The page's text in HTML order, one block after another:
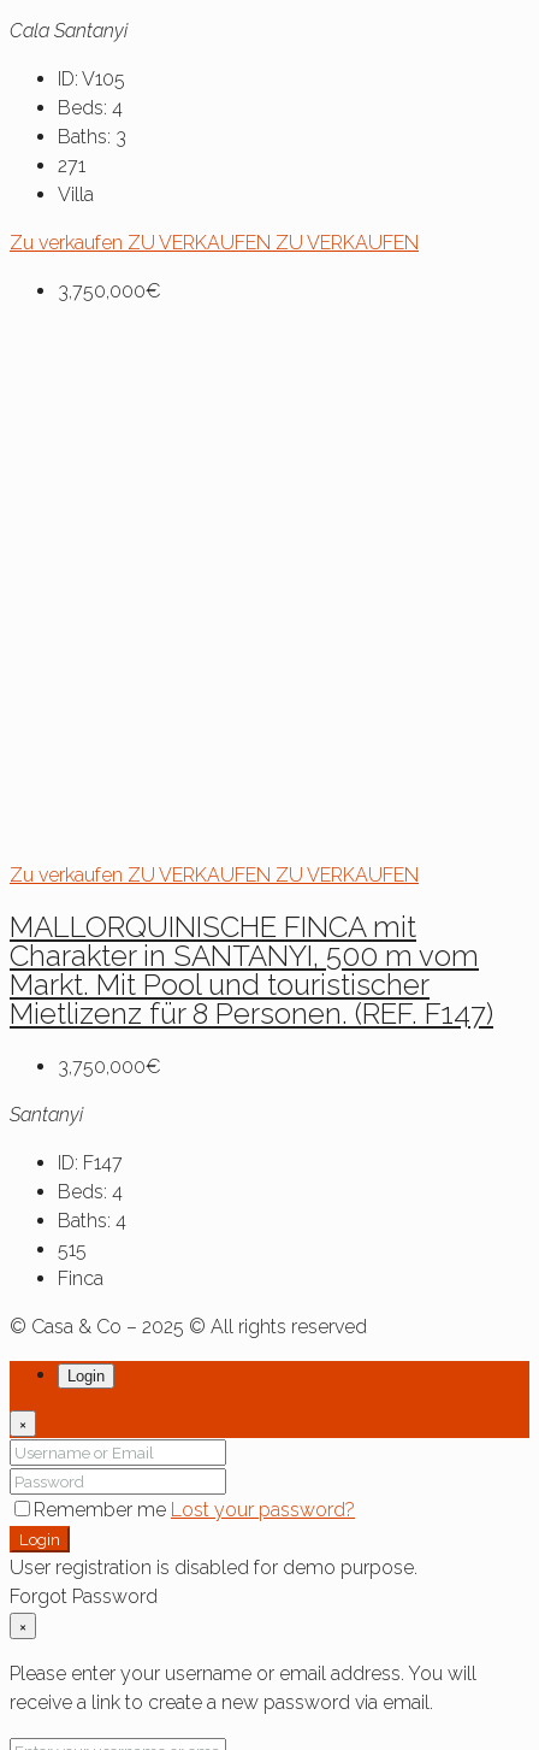
Cala Santanyi
ID: V105
Beds: 4
Baths: 3
271
Villa
Zu verkaufen ZU VERKAUFEN ZU VERKAUFEN
3,750,000€
Zu verkaufen ZU VERKAUFEN ZU VERKAUFEN
MALLORQUINISCHE FINCA mit
Charakter in SANTANYI, 500 m vom
Markt. Mit Pool und touristischer
Mietlizenz für 8 Personen. (REF. F147)
3,750,000€
Santanyi
ID: F147
Beds: 4
Baths: 4
515
Finca
© Casa & Co – 2025 © All rights reserved
Login
×
Remember me Lost your password?
Login
User registration is disabled for demo purpose.
Forgot Password
×
Please enter your username or email address. You will
receive a link to create a new password via email.